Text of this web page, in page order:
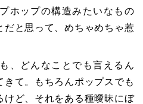
ホップの構造みたいなもの
だと思って、めちゃめちゃ惹
、どんなことでも言えるん
て。もちろんポップスでも
けど、それをある種曖昧にぼ